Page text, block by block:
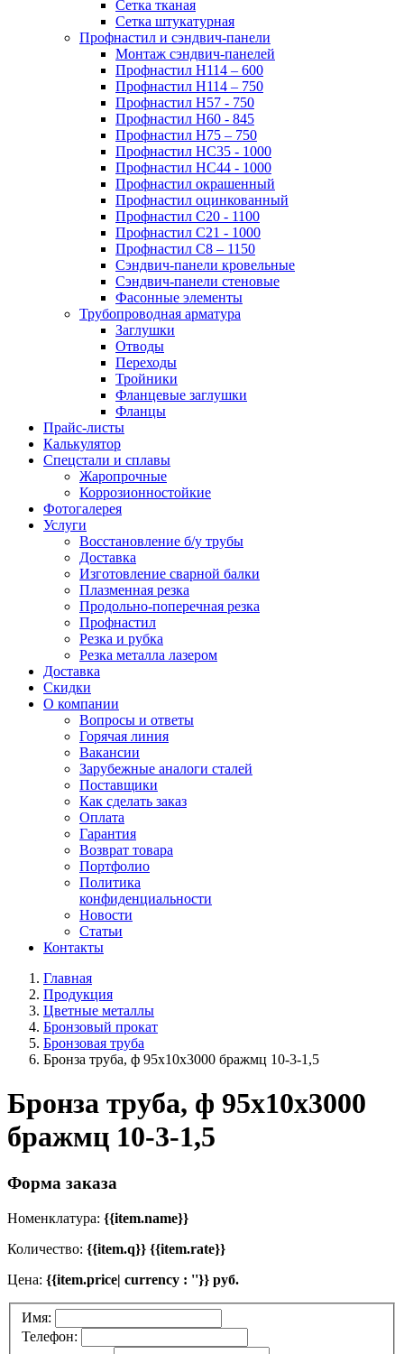
Сетка тканая
Сетка штукатурная
Профнастил и сэндвич-панели
Монтаж сэндвич-панелей
Профнастил Н114 – 600
Профнастил Н114 – 750
Профнастил Н57 - 750
Профнастил Н60 - 845
Профнастил Н75 – 750
Профнастил НС35 - 1000
Профнастил НС44 - 1000
Профнастил окрашенный
Профнастил оцинкованный
Профнастил С20 - 1100
Профнастил С21 - 1000
Профнастил С8 – 1150
Сэндвич-панели кровельные
Сэндвич-панели стеновые
Фасонные элементы
Трубопроводная арматура
Заглушки
Отводы
Переходы
Тройники
Фланцевые заглушки
Фланцы
Прайс-листы
Калькулятор
Спецстали и сплавы
Жаропрочные
Коррозионностойкие
Фотогалерея
Услуги
Восстановление б/у трубы
Доставка
Изготовление сварной балки
Плазменная резка
Продольно-поперечная резка
Профнастил
Резка и рубка
Резка металла лазером
Доставка
Скидки
О компании
Вопросы и ответы
Горячая линия
Вакансии
Зарубежные аналоги сталей
Поставщики
Как сделать заказ
Оплата
Гарантия
Возврат товара
Портфолио
Политика
конфиденциальности
Новости
Статьи
Контакты
Главная
Продукция
Цветные металлы
Бронзовый прокат
Бронзовая труба
Бронза труба, ф 95х10х3000 бражмц 10-3-1,5
Бронза труба, ф 95х10х3000
бражмц 10-3-1,5
Форма заказа
Номенклатура: {{item.name}}
Количество: {{item.q}} {{item.rate}}
Цена: {{item.price| currency : ''}} руб.
Имя:
Телефон: